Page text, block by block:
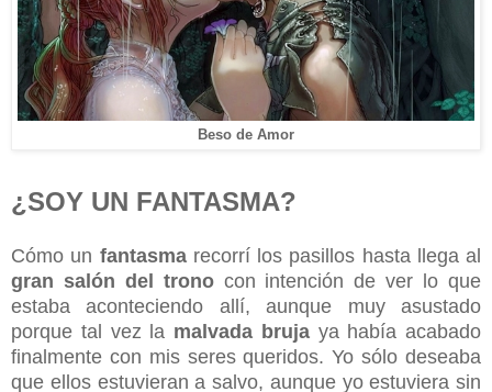
Beso de Amor
¿SOY UN FANTASMA?
Cómo un fantasmarecorrí los pasillos hasta llega al
gran salón del tronocon intención de ver lo que
estaba aconteciendo allí, aunque muy asustado
porque tal vez la malvada brujaya había acabado
finalmente con mis seres queridos. Yo sólo deseaba
que ellos estuvieran a salvo, aunque yo estuviera sin